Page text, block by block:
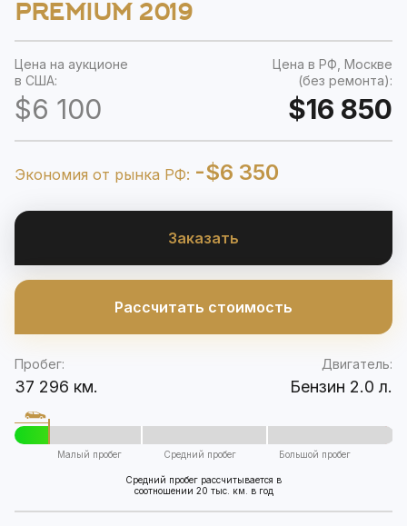
PREMIUM 2019
Цена на аукционе
в США:
$6 100
Цена в РФ, Москве
(без ремонта):
$16 850
Экономия от рынка РФ: -$6 350
Заказать
Рассчитать стоимость
Пробег:
37 296 км.
Двигатель:
Бензин 2.0 л.
Малый пробег Средний пробег Большой пробег
Средний пробег рассчитывается в
соотношении 20 тыс. км. в год